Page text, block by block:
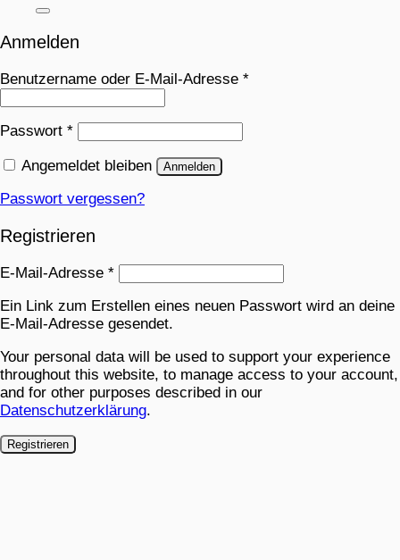
Anmelden
Benutzername oder E-Mail-Adresse *
Passwort *
Angemeldet bleiben Anmelden
Passwort vergessen?
Registrieren
E-Mail-Adresse *
Ein Link zum Erstellen eines neuen Passwort wird an deine
E-Mail-Adresse gesendet.
Your personal data will be used to support your experience
throughout this website, to manage access to your account,
and for other purposes described in our
Datenschutzerklärung.
Registrieren